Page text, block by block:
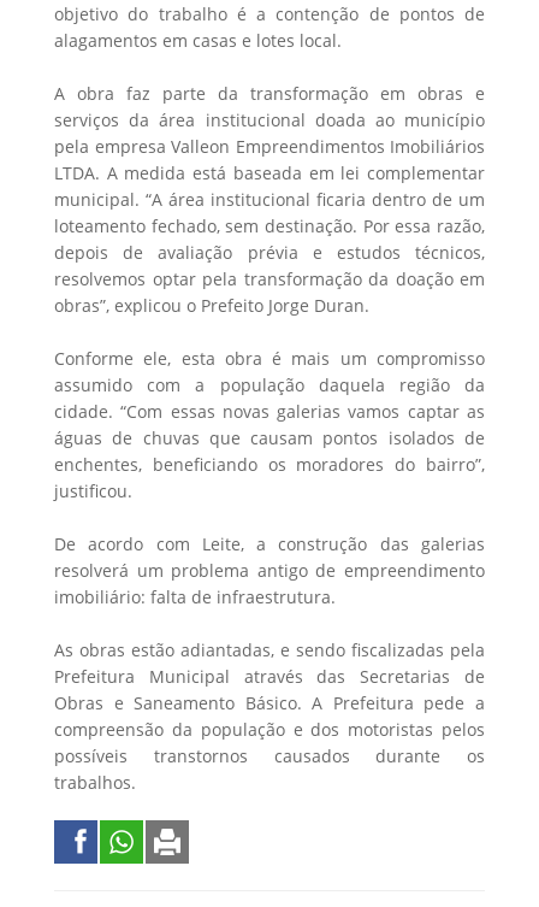
objetivo do trabalho é a contenção de pontos de
alagamentos em casas e lotes local.
A obra faz parte da transformação em obras e
serviços da área institucional doada ao município
pela empresa Valleon Empreendimentos Imobiliários
LTDA. A medida está baseada em lei complementar
municipal. “A área institucional ficaria dentro de um
loteamento fechado, sem destinação. Por essa razão,
depois de avaliação prévia e estudos técnicos,
resolvemos optar pela transformação da doação em
obras”, explicou o Prefeito Jorge Duran.
Conforme ele, esta obra é mais um compromisso
assumido com a população daquela região da
cidade. “Com essas novas galerias vamos captar as
águas de chuvas que causam pontos isolados de
enchentes, beneficiando os moradores do bairro”,
justificou.
De acordo com Leite, a construção das galerias
resolverá um problema antigo de empreendimento
imobiliário: falta de infraestrutura.
As obras estão adiantadas, e sendo fiscalizadas pela
Prefeitura Municipal através das Secretarias de
Obras e Saneamento Básico. A Prefeitura pede a
compreensão da população e dos motoristas pelos
possíveis transtornos causados durante os
trabalhos.